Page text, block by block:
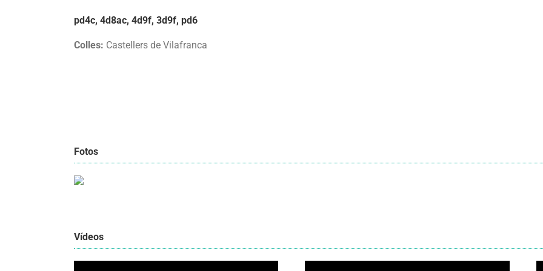
pd4c, 4d8ac, 4d9f, 3d9f, pd6
Colles: Castellers de Vilafranca
Fotos
Vídeos